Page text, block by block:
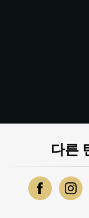
다른